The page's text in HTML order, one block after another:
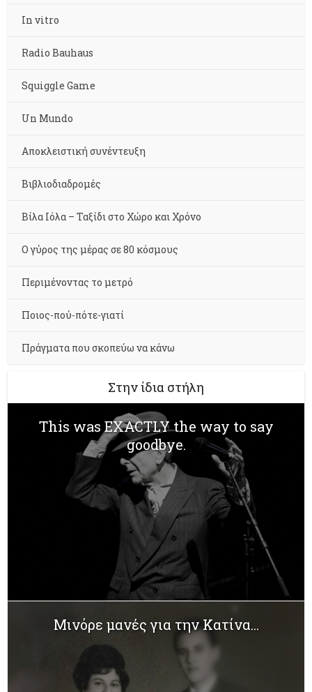
In vitro
Radio Bauhaus
Squiggle Game
Un Mundo
Αποκλειστική συνέντευξη
Βιβλιοδιαδρομές
Βίλα Ιόλα – Ταξίδι στο Χώρο και Χρόνο
Ο γύρος της μέρας σε 80 κόσμους
Περιμένοντας το μετρό
Ποιος-πού-πότε-γιατί
Πράγματα που σκοπεύω να κάνω
Στην ίδια στήλη
This was EXACTLY the way to say
goodbye.
Μινόρε μανές για την Κατίνα...